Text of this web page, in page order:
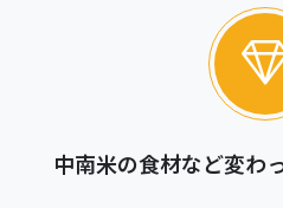
中南米の食材など変わ